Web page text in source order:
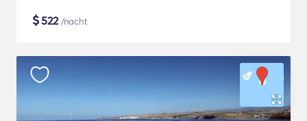
$522/nacht